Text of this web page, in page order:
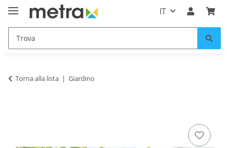
IT
Torna alla lista Giardino